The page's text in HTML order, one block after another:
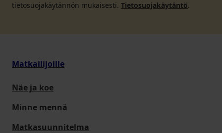
tietosuojakäytännön mukaisesti. Tietosuojakäytäntö.
Matkailijoille
Näe ja koe
Minne mennä
Matkasuunnitelma